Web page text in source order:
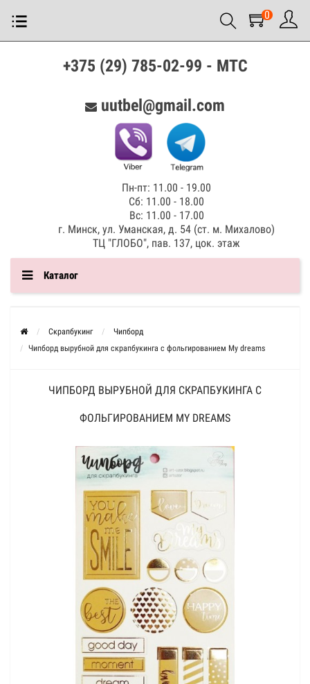
0
+375 (29) 785-02-99 - МТС
uutbel@gmail.com
Пн-пт: 11.00 - 19.00
Сб: 11.00 - 18.00
Вс: 11.00 - 17.00
г. Минск, ул. Уманская, д. 54 (ст. м. Михалово)
ТЦ "ГЛОБО", пав. 137, цок. этаж
Каталог
Скрапбукинг
Чипборд
Чипборд вырубной для скрапбукинга с фольгированием My dreams
ЧИПБОРД ВЫРУБНОЙ ДЛЯ СКРАПБУКИНГА С
ФОЛЬГИРОВАНИЕМ MY DREAMS